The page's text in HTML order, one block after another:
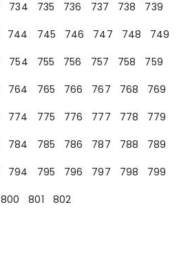
734 735 736 737 738
739
744 745 746 747 748
749
754 755 756 757 758
759
764 765 766 767 768
769
774 775 776 777 778
779
784 785 786 787 788
789
794 795 796 797 798
799
800
801 802